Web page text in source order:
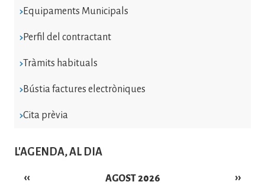
Equipaments Municipals
Perfil del contractant
Tràmits habituals
Bústia factures electròniques
Cita prèvia
L'AGENDA, AL DIA
AGOST 2026
‹‹ ››